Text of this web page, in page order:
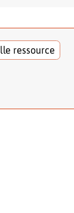
ressource